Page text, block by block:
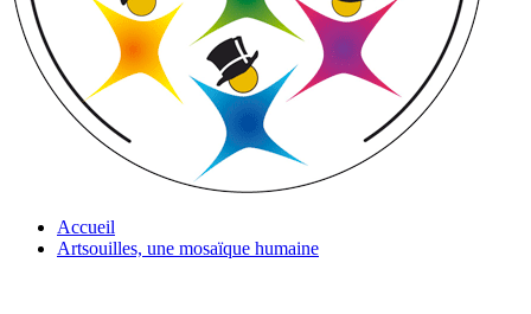
Accueil
Artsouilles, une mosaïque humaine